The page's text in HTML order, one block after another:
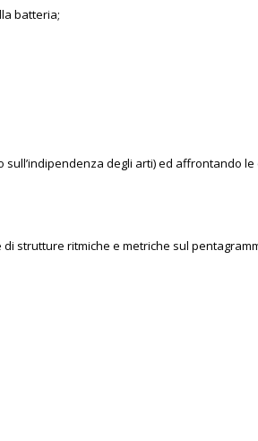
batteria;
degli arti) ed affrontando
strutture ritmiche e metriche sul